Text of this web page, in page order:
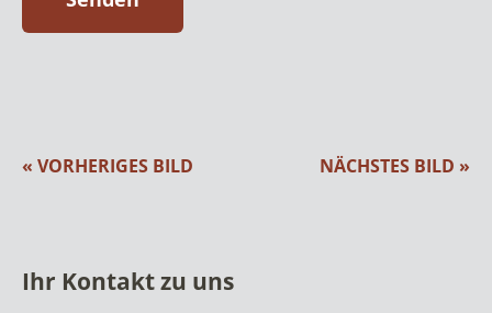
« VORHERIGES BILD NÄCHSTES BILD »
Ihr Kontakt zu uns